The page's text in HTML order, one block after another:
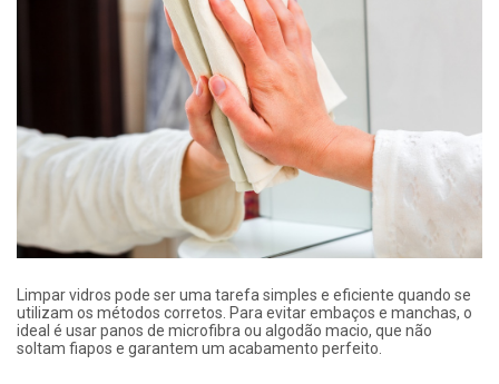
Limpar vidros pode ser uma tarefa simples e eficiente quando se
utilizam os métodos corretos. Para evitar embaços e manchas, o
ideal é usar panos de microfibra ou algodão macio, que não
soltam fiapos e garantem um acabamento perfeito.